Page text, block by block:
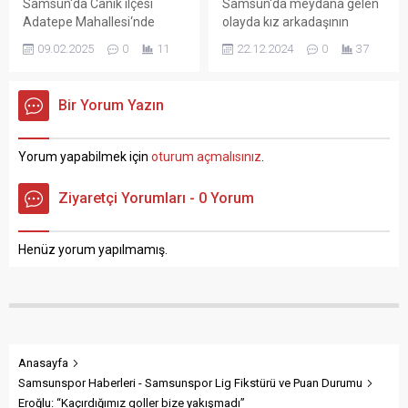
seyir halinde olan...
Samsun‘da Canik ilçesi
Adatepe Mahallesi‘nde
etmek için çıktığı evinin
şekilde yaralandı. Samsun
Canik ilçesine bağlı Adatepe
gelen ve edinilen bilgilere
göre evinin çatısına tamir
işlemi yapmak için çıkan 56
yaşındaki Abdullah Y. isimli
salonuna düştüğü...
09.02.2025 0 11
Samsun‘da meydana gelen
olayda kız arkadaşının
öldürdükten sonra aracıyla
Yeni Mahalle‘de gece
arkadaşının evine giden (24)
22.12.2024 0 37
Bir Yorum Yazın
Yorum yapabilmek için oturum açmalısınız
Ziyaretçi Yorumları - 0 Yorum
Henüz yorum yapılmamış.
Anasayfa
Samsunspor Haberleri - Samsunspor Lig Fikstürü ve Puan Durumu
Eroğlu: “Kaçırdığımız goller bize yakışmadı”